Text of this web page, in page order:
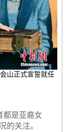
山正式宣誓就任
是亚裔女
的关注。